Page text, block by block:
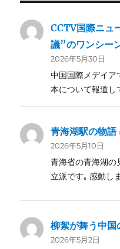
CCTV国際ニュ
議”のワンシー
2026年5月30日
中国国際メデイア
本について報道
青海湖駅の物語
2026年5月10日
青海省の青海湖
立派です｡ 感動し
柳絮が舞う中国
2026年5月2日